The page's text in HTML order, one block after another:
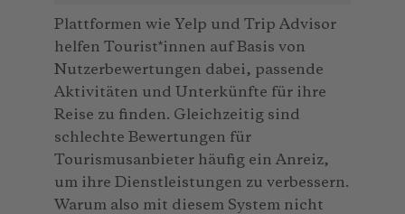
Plattformen wie Yelp und Trip Advisor
helfen Tourist*innen auf Basis von
Nutzerbewertungen dabei, passende
Aktivitäten und Unterkünfte für ihre
Reise zu finden. Gleichzeitig sind
schlechte Bewertungen für
Tourismusanbieter häufig ein Anreiz,
um ihre Dienstleistungen zu verbessern.
Warum also mit diesem System nicht